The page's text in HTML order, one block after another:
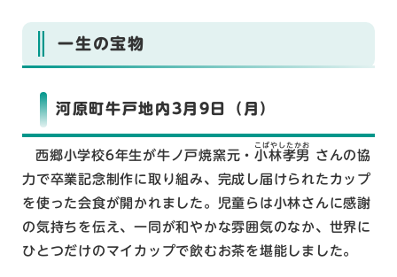
一生の宝物
河原町牛戸地内3月9日（月）
西郷小学校6年生が牛ノ戸焼窯元・ 小林孝男
こばやしたかお
さんの協
力で卒業記念制作に取り組み、完成し届けられたカップ
を使った会食が開かれました。児童らは小林さんに感謝
の気持ちを伝え、一同が和やかな雰囲気のなか、世界に
ひとつだけのマイカップで飲むお茶を堪能しました。